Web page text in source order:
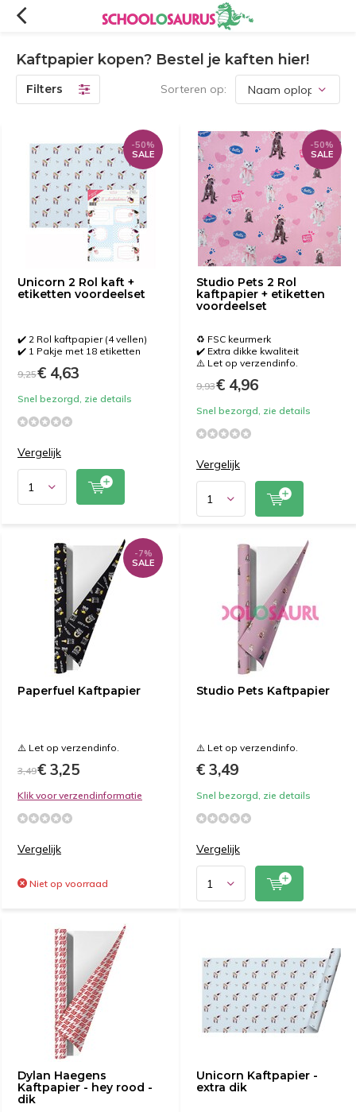
Kaftpapier kopen? Bestel je kaften hier!
Filters Sorteren op:
Unicorn 2 Rol kaft +
etiketten voordeelset
-50%
SALE
✔️ 2 Rol kaftpapier (4 vellen)
✔️ 1 Pakje met 18 etiketten
9,25€ 4,63
Snel bezorgd, zie details
Vergelijk
Studio Pets 2 Rol
kaftpapier + etiketten
voordeelset
-50%
SALE
♻️ FSC keurmerk
✔️ Extra dikke kwaliteit
⚠️ Let op verzendinfo.
9,93€ 4,96
Snel bezorgd, zie details
Vergelijk
Paperfuel Kaftpapier
-7%
SALE
⚠️ Let op verzendinfo.
3,49€ 3,25
Klik voor verzendinformatie
Vergelijk
Niet op voorraad
Studio Pets Kaftpapier
⚠️ Let op verzendinfo.
€ 3,49
Snel bezorgd, zie details
Vergelijk
Dylan Haegens
Kaftpapier - hey rood -
dik
Unicorn Kaftpapier -
extra dik